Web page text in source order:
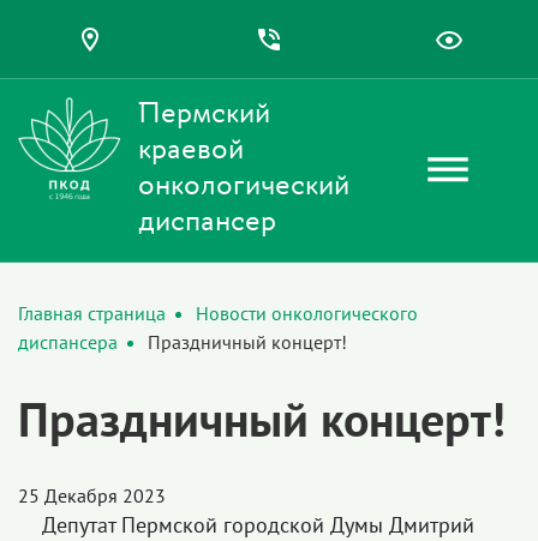
Пермский
краевой
онкологический
диспансер
Главная страница
Новости онкологического
диспансера
Праздничный концерт!
Праздничный концерт!
25 Декабря 2023
Депутат Пермской городской Думы Дмитрий